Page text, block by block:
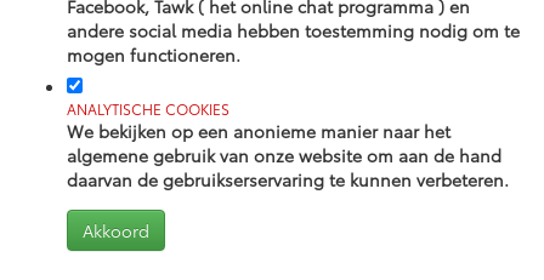
Facebook, Tawk ( het online chat programma ) en
andere social media hebben toestemming nodig om te
mogen functioneren.
ANALYTISCHE COOKIES
We bekijken op een anonieme manier naar het
algemene gebruik van onze website om aan de hand
daarvan de gebruikserservaring te kunnen verbeteren.